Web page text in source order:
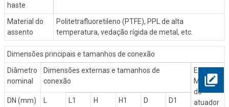
haste
Material do
assento
Politetrafluoretileno (PTFE), PPL de alta
temperatura, vedação rígida de metal, etc.
Dimensões principais e tamanhos de conexão
Diâmetro
nominal
Dimensões externas e tamanhos de
conexão
EA-
Modelo
do
atuador
DN (mm) L L1 H H1 D D1